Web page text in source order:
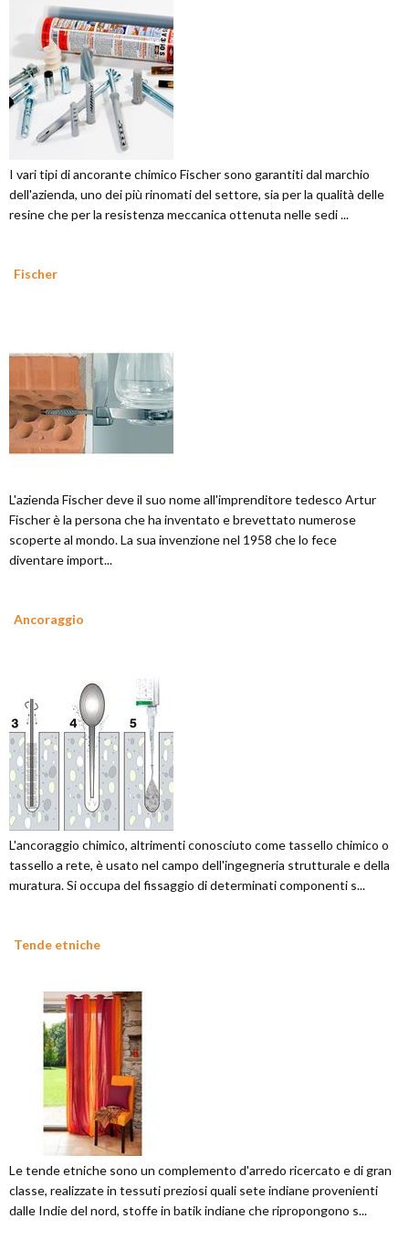
I vari tipi di ancorante chimico Fischer sono garantiti dal marchio
dell'azienda, uno dei più rinomati del settore, sia per la qualità delle
resine che per la resistenza meccanica ottenuta nelle sedi ...
Fischer
L'azienda Fischer deve il suo nome all'imprenditore tedesco Artur
Fischer è la persona che ha inventato e brevettato numerose
scoperte al mondo. La sua invenzione nel 1958 che lo fece
diventare import...
Ancoraggio
L'ancoraggio chimico, altrimenti conosciuto come tassello chimico o
tassello a rete, è usato nel campo dell'ingegneria strutturale e della
muratura. Si occupa del fissaggio di determinati componenti s...
Tende etniche
Le tende etniche sono un complemento d'arredo ricercato e di gran
classe, realizzate in tessuti preziosi quali sete indiane provenienti
dalle Indie del nord, stoffe in batik indiane che ripropongono s...